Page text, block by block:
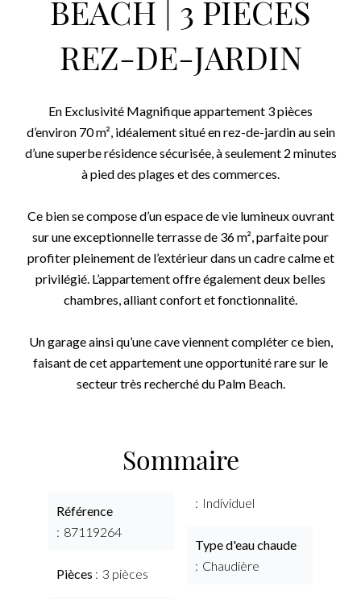
BEACH | 3 PIÈCES
REZ-DE-JARDIN
En Exclusivité Magnifique appartement 3 pièces
d’environ 70 m², idéalement situé en rez-de-jardin au sein
d’une superbe résidence sécurisée, à seulement 2 minutes
à pied des plages et des commerces.
Ce bien se compose d’un espace de vie lumineux ouvrant
sur une exceptionnelle terrasse de 36 m², parfaite pour
profiter pleinement de l’extérieur dans un cadre calme et
privilégié. L’appartement offre également deux belles
chambres, alliant confort et fonctionnalité.
Un garage ainsi qu’une cave viennent compléter ce bien,
faisant de cet appartement une opportunité rare sur le
secteur très recherché du Palm Beach.
Sommaire
Référence
87119264
Pièces 3 pièces
Individuel
Type d'eau chaude
Chaudière